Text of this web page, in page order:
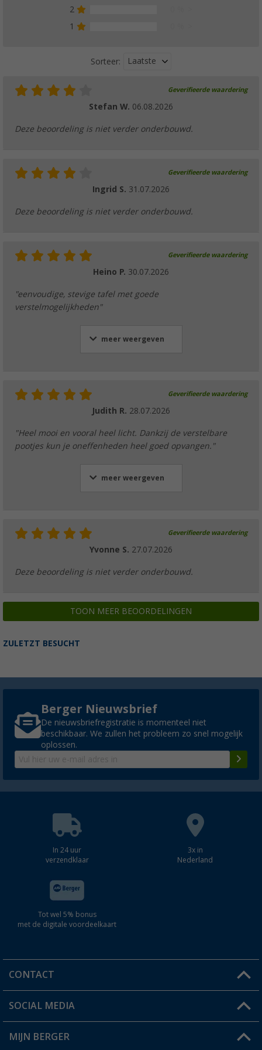
€ 12,99Adviesprijs
Camplife thermo koffiebeker 600 ml mat
€ 6,99Adviesprijs
Berger Livenza bank
2
1
Sorteer: Laatste
Geverifieerde waardering
Stefan W. 06.08.2026
Deze beoordeling is niet verder onderbouwd.
Geverifieerde waardering
Ingrid S. 31.07.2026
Deze beoordeling is niet verder onderbouwd.
Geverifieerde waardering
Heino P. 30.07.2026
"eenvoudige, stevige tafel met goede
verstelmogelijkheden"
meer weergeven
Geverifieerde waardering
Judith R. 28.07.2026
"Heel mooi en vooral heel licht. Dankzij de verstelbare
pootjes kun je oneffenheden heel goed opvangen."
meer weergeven
Geverifieerde waardering
Yvonne S. 27.07.2026
Deze beoordeling is niet verder onderbouwd.
TOON MEER BEOORDELINGEN
ZULETZT BESUCHT
Berger Nieuwsbrief
De nieuwsbriefregistratie is momenteel niet
beschikbaar. We zullen het probleem zo snel mogelijk
oplossen.
In 24 uur
verzendklaar
3x in
Nederland
Tot wel 5% bonus
met de digitale voordeelkaart
CONTACT
Een vraag?
Winkel vinden
SOCIAL MEDIA
MIJN BERGER